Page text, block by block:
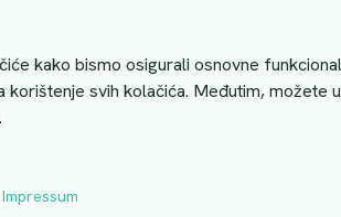
kako bismo osigurali osnovne
svih kolačića. Međutim, možete
Impressum